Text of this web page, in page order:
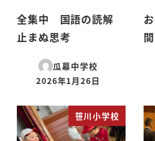
全集中 国語の読解
止まぬ思考
瓜幕中学校
投稿日
2026年1月26日
笹川小学校